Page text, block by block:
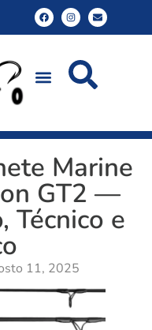
Marine
GT2 —
Técnico e
11, 2025